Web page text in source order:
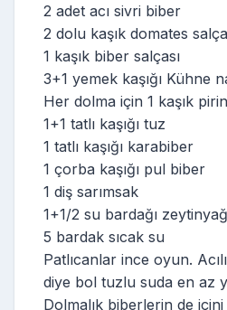
2 adet acı sivri biber
2 dolu kaşık domates
1 kaşık biber salçası
3+1 yemek kaşığı Kühne
Her dolma için 1 kaşık
1+1 tatlı kaşığı tuz
1 tatlı kaşığı karabiber
1 çorba kaşığı pul biber
1 diş sarımsak
1+1/2 su bardağı
5 bardak sıcak su
Patlıcanlar ince oyun.
diye bol tuzlu suda en az
Dolmalık biberlerin de